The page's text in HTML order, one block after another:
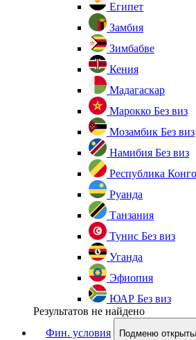
Египет
Замбия
Зимбабве
Кения
Мадагаскар
Марокко Без виз
Мозамбик Без виз
Намибия Без виз
Республика Конго
Руанда
Танзания
Тунис Без виз
Уганда
Эфиопия
ЮАР Без виз
Результатов не найдено
Фин. условия
Подменю